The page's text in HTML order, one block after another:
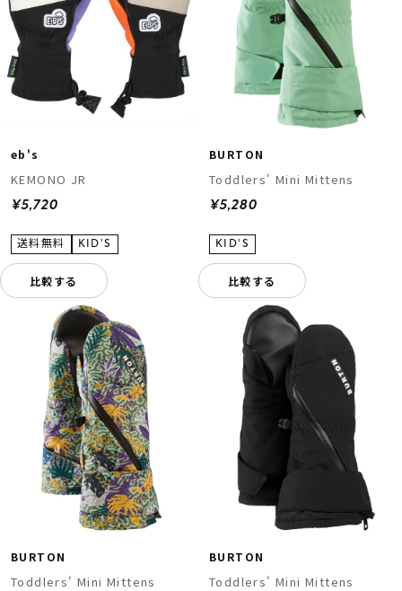
eb's
KEMONO JR
¥5,720
比較する
BURTON
Toddlers' Mini Mittens
¥5,280
比較する
BURTON
Toddlers' Mini Mittens
BURTON
Toddlers' Mini Mittens